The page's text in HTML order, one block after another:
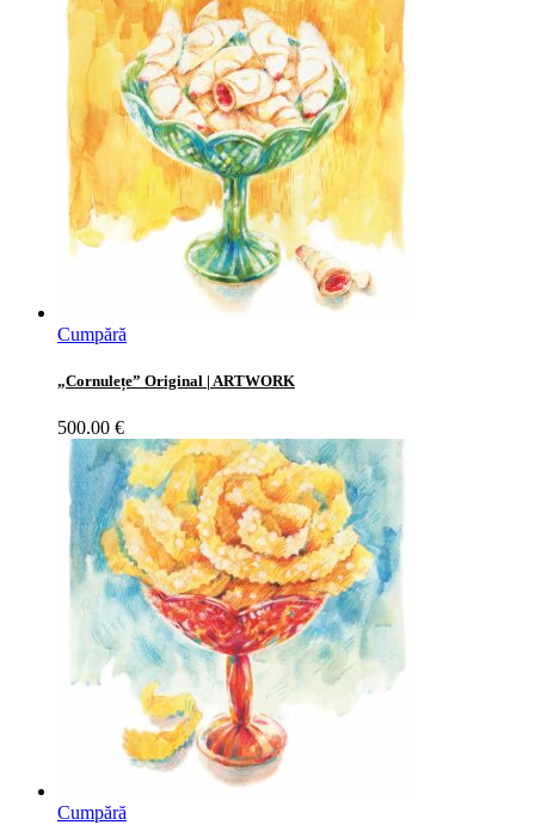
Cumpără
„Cornulețe” Original | ARTWORK
500.00 €
Cumpără